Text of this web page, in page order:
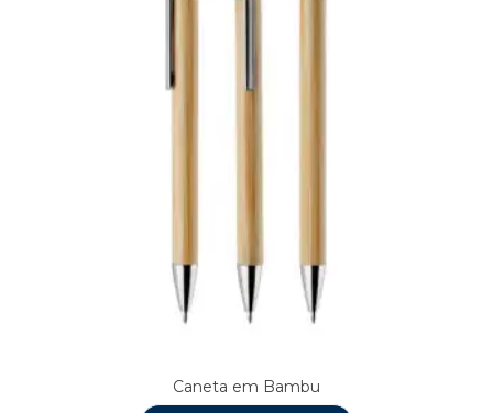
Caneta em Bambu